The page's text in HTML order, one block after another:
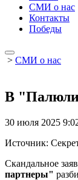
СМИ о нас
Контакты
Победы
> СМИ о нас
В
30 июля 2025
Источник:
Скандальное
партнеры"